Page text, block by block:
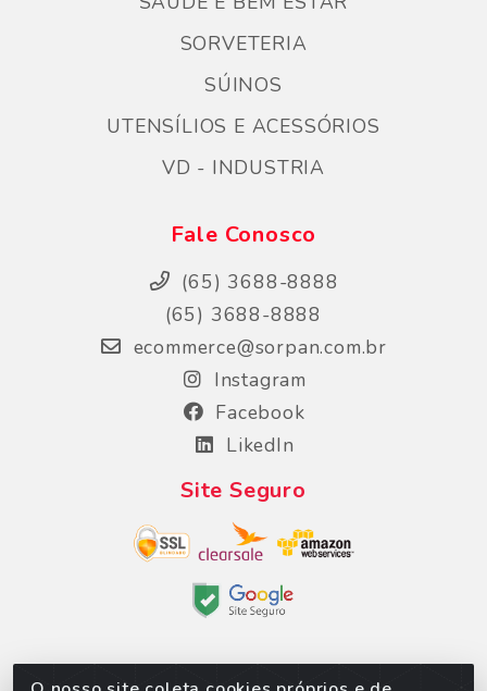
SORVETERIA
SÚINOS
UTENSÍLIOS E ACESSÓRIOS
VD - INDUSTRIA
Fale Conosco
(65) 3688-8888
(65) 3688-8888
ecommerce@sorpan.com.br
Instagram
Facebook
LikedIn
Site Seguro